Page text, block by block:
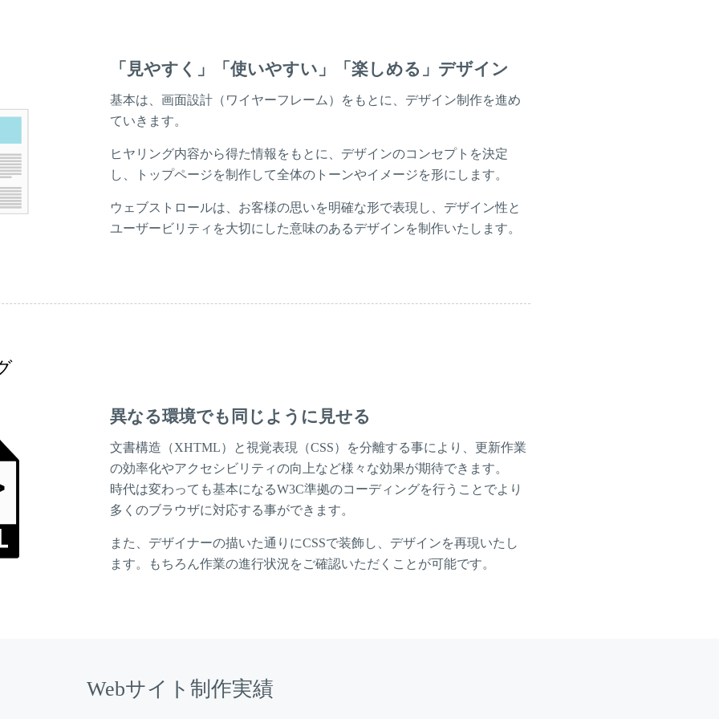
「見やすく」「使いやすい」「楽しめる」デザイン
基本は、画面設計（ワイヤーフレーム）をもとに、デザイン制作を進め
ていきます。
ヒヤリング内容から得た情報をもとに、デザインのコンセプトを決定
し、トップページを制作して全体のトーンやイメージを形にします。
ウェブストロールは、お客様の思いを明確な形で表現し、デザイン性と
ユーザービリティを大切にした意味のあるデザインを制作いたします。
異なる環境でも同じように見せる
文書構造（XHTML）と視覚表現（CSS）を分離する事により、更新作業
の効率化やアクセシビリティの向上など様々な効果が期待できます。
時代は変わっても基本になるW3C準拠のコーディングを行うことでより
多くのブラウザに対応する事ができます。
また、デザイナーの描いた通りにCSSで装飾し、デザインを再現いたし
ます。もちろん作業の進行状況をご確認いただくことが可能です。
Webサイト制作実績